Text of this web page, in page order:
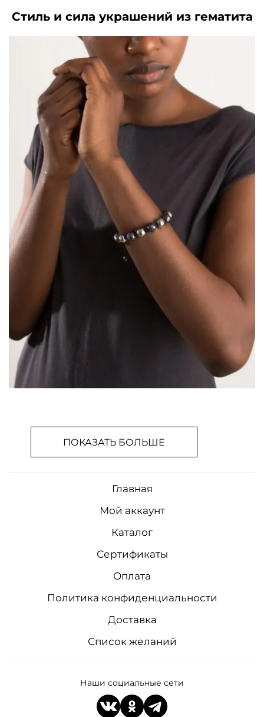
Стиль и сила украшений из гематита
ПОКАЗАТЬ БОЛЬШЕ
Главная
Мой аккаунт
Каталог
Сертификаты
Оплата
Политика конфиденциальности
Доставка
Список желаний
Наши социальные сети